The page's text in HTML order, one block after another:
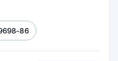
86